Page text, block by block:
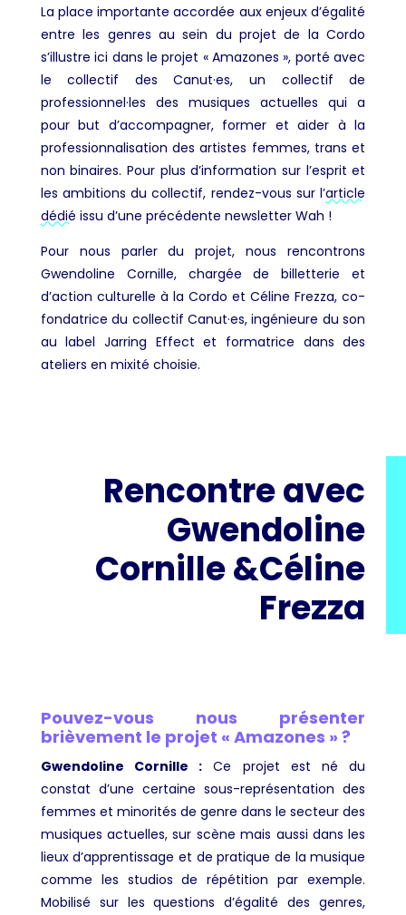
La place importante accordée aux enjeux d’égalité
entre les genres au sein du projet de la Cordo
s’illustre ici dans le projet « Amazones », porté avec
le collectif des Canut·es, un collectif de
professionnel·les des musiques actuelles qui a
pour but d’accompagner, former et aider à la
professionnalisation des artistes femmes, trans et
non binaires. Pour plus d’information sur l’esprit et
les ambitions du collectif, rendez-vous sur l’article
dédié issu d’une précédente newsletter Wah !
Pour nous parler du projet, nous rencontrons
Gwendoline Cornille, chargée de billetterie et
d’action culturelle à la Cordo et Céline Frezza, co-
fondatrice du collectif Canut·es, ingénieure du son
au label Jarring Effect et formatrice dans des
ateliers en mixité choisie.
Rencontre avec
Gwendoline
Cornille &Céline
Frezza
Pouvez-vous nous présenter
brièvement le projet « Amazones » ?
Gwendoline Cornille : Ce projet est né du
constat d’une certaine sous-représentation des
femmes et minorités de genre dans le secteur des
musiques actuelles, sur scène mais aussi dans les
lieux d’apprentissage et de pratique de la musique
comme les studios de répétition par exemple.
Mobilisé sur les questions d’égalité des genres,